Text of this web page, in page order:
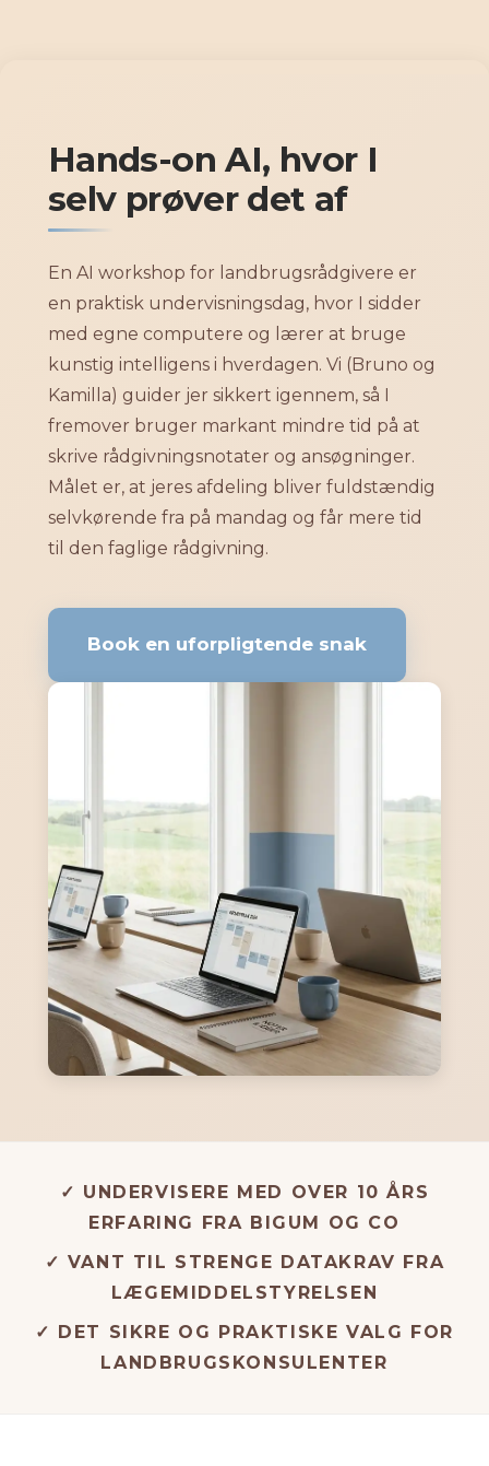
Hands-on AI, hvor I
selv prøver det af
En AI workshop for landbrugsrådgivere er
en praktisk undervisningsdag, hvor I sidder
med egne computere og lærer at bruge
kunstig intelligens i hverdagen. Vi (Bruno og
Kamilla) guider jer sikkert igennem, så I
fremover bruger markant mindre tid på at
skrive rådgivningsnotater og ansøgninger.
Målet er, at jeres afdeling bliver fuldstændig
selvkørende fra på mandag og får mere tid
til den faglige rådgivning.
Book en uforpligtende snak
✓ UNDERVISERE MED OVER 10 ÅRS
ERFARING FRA BIGUM OG CO
✓ VANT TIL STRENGE DATAKRAV FRA
LÆGEMIDDELSTYRELSEN
✓ DET SIKRE OG PRAKTISKE VALG FOR
LANDBRUGSKONSULENTER